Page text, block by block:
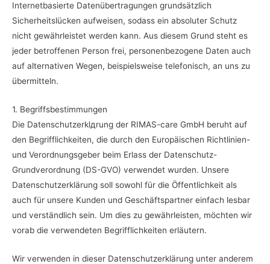
Internetbasierte Datenübertragungen grundsätzlich
Sicherheitslücken aufweisen, sodass ein absoluter Schutz
nicht gewährleistet werden kann. Aus diesem Grund steht es
jeder betroffenen Person frei, personenbezogene Daten auch
auf alternativen Wegen, beispielsweise telefonisch, an uns zu
übermitteln.
1. Begriffsbestimmungen
Die Datenschutzerklдrung der RIMAS-care GmbH beruht auf
den Begrifflichkeiten, die durch den Europäischen Richtlinien-
und Verordnungsgeber beim Erlass der Datenschutz-
Grundverordnung (DS-GVO) verwendet wurden. Unsere
Datenschutzerklärung soll sowohl für die Öffentlichkeit als
auch für unsere Kunden und Geschäftspartner einfach lesbar
und verständlich sein. Um dies zu gewährleisten, möchten wir
vorab die verwendeten Begrifflichkeiten erläutern.
Wir verwenden in dieser Datenschutzerklärung unter anderem